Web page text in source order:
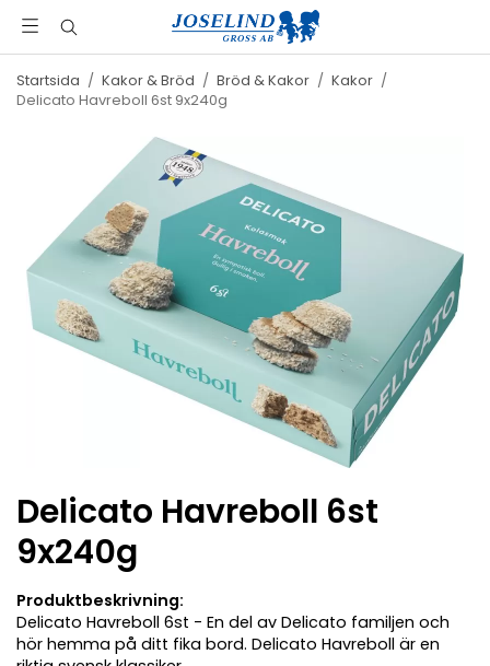
Startsida / Kakor & Bröd / Bröd & Kakor / Kakor /
Delicato Havreboll 6st 9x240g
Delicato Havreboll 6st
9x240g
Produktbeskrivning:
Delicato Havreboll 6st - En del av Delicato familjen och
hör hemma på ditt fika bord. Delicato Havreboll är en